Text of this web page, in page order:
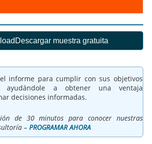
Descargar muestra gratuita
el informe para cumplir con sus objetivos
ayudándole a obtener una ventaja
decisiones informadas.
de 30 minutos para conocer nuestras
– PROGRAMAR AHORA